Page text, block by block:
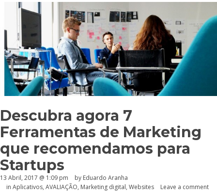
Descubra agora 7
Ferramentas de Marketing
que recomendamos para
Startups
13 Abril, 2017 @ 1:09 pm by Eduardo Aranha
in Aplicativos, AVALIAÇÃO, Marketing digital, Websites Leave a comment